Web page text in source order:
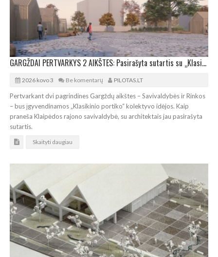
GARGŽDAI PERTVARKYS 2 AIKŠTES: Pasirašyta sutartis su „Klasikinio portiko“ architektais
2026 kovo 3 Be komentarų PILOTAS.LT
Pertvarkant dvi pagrindines Gargždų aikštes – Savivaldybės ir Rinkos
– bus įgyvendinamos „Klasikinio portiko“ kolektyvo idėjos. Kaip
praneša Klaipėdos rajono savivaldybė, su architektais jau pasirašyta
sutartis.
Skaityti daugiau